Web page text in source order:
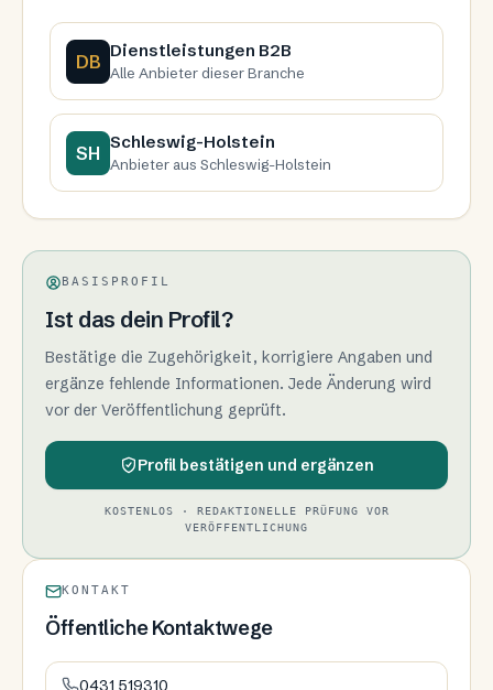
DB Dienstleistungen B2B
Alle Anbieter dieser Branche
SH Schleswig-Holstein
Anbieter aus Schleswig-Holstein
BASISPROFIL
Ist das dein Profil?
Bestätige die Zugehörigkeit, korrigiere Angaben und
ergänze fehlende Informationen. Jede Änderung wird
vor der Veröffentlichung geprüft.
Profil bestätigen und ergänzen
KOSTENLOS · REDAKTIONELLE PRÜFUNG VOR
VERÖFFENTLICHUNG
KONTAKT
Öffentliche Kontaktwege
0431 519310